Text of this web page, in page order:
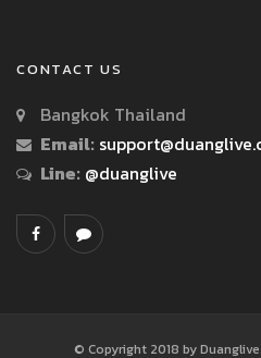
CONTACT US
Bangkok Thailand
Email:
Line: @duanglive
© Copyright 2018 by